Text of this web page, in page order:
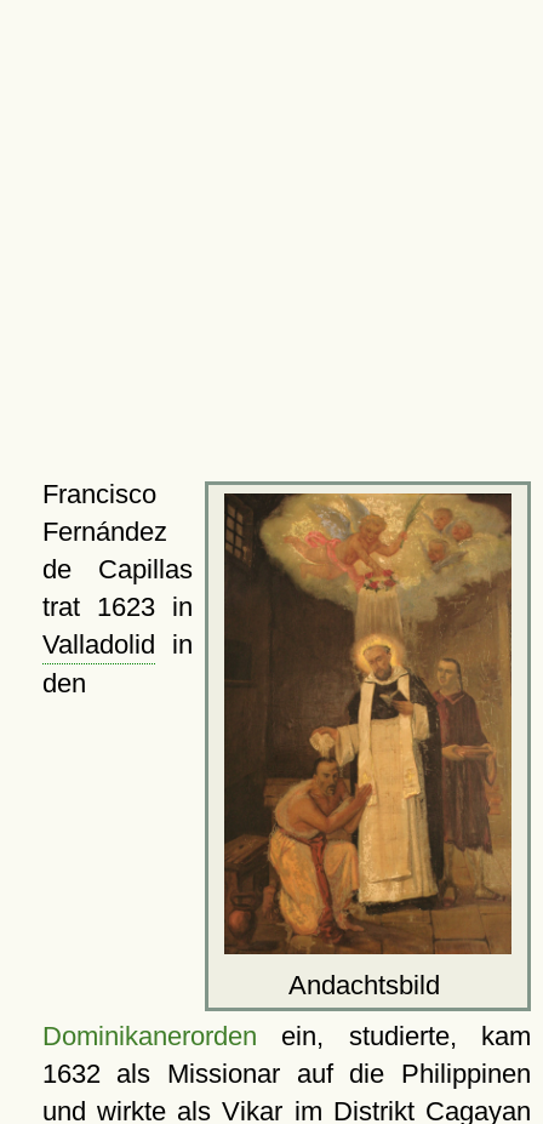
Andachtsbild
Francisco
Fernández
de Capillas
trat 1623 in
Valladolid in
den
Dominikanerorden ein, studierte, kam
1632 als Missionar auf die Philippinen
und wirkte als Vikar im Distrikt Cagayan